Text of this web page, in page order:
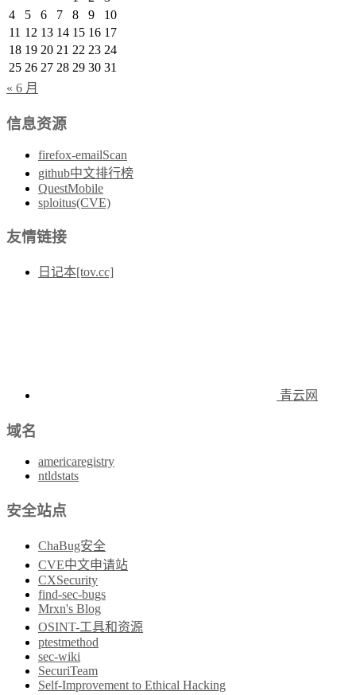
4
5 6 7 8 9
10
11 12 13 14 15 16 17
18 19 20 21 22 23 24
25 26 27 28 29 30 31
« 6 月
信息资源
firefox-emailScan
github中文排行榜
QuestMobile
sploitus(CVE)
友情链接
日记本[tov.cc]
青云网
域名
americaregistry
ntldstats
安全站点
ChaBug安全
CVE中文申请站
CXSecurity
find-sec-bugs
Mrxn's Blog
OSINT-工具和资源
ptestmethod
sec-wiki
SecuriTeam
Self-Improvement to Ethical Hacking